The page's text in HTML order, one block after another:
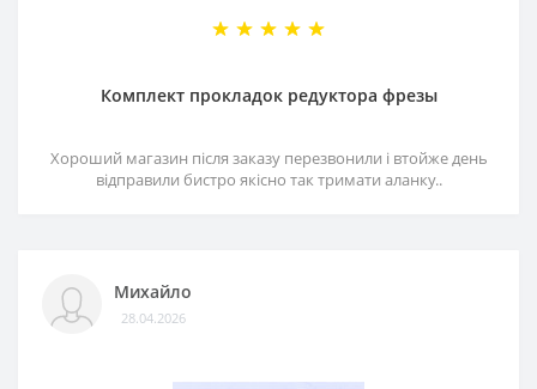
Комплект прокладок редуктора фрезы
Хороший магазин після заказу перезвонили і втойже день
відправили бистро якісно так тримати аланку..
Михайло
28.04.2026